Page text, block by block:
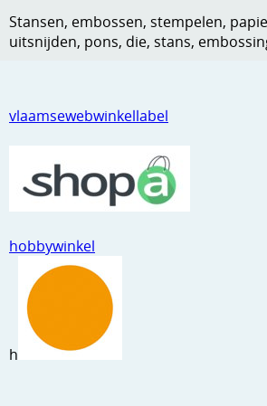
Kneedmateriaal
Netjes opbergen
Papier en karton
Ponsen
Ribbelaar
Snijmaterialen
Speciaal papier
vlaamsewebwinkellabel
hobbywinkel
h
Stansen, embossen, stempelen,
uitsnijden, pons, die, stans,